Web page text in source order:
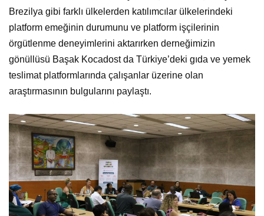
Brezilya gibi farklı ülkelerden katılımcılar ülkelerindeki
platform emeğinin durumunu ve platform işçilerinin
örgütlenme deneyimlerini aktarırken derneğimizin
gönüllüsü Başak Kocadost da Türkiye’deki gıda ve yemek
teslimat platformlarında çalışanlar üzerine olan
araştırmasının bulgularını paylaştı.